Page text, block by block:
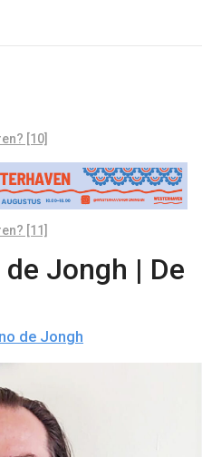
[10]
[11]
Jongh | De
de Jongh